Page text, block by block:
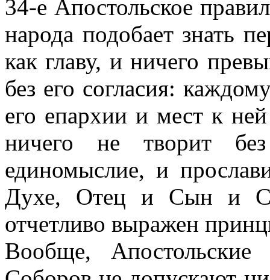
34-е Апостольское
народа подобает знать
как главу, и ничего
без его согласия:
его епархии и мест к
ничего не творит
единомыслие, и
Духе, Отец и Сын и
отчетливо выражен
Вообще,